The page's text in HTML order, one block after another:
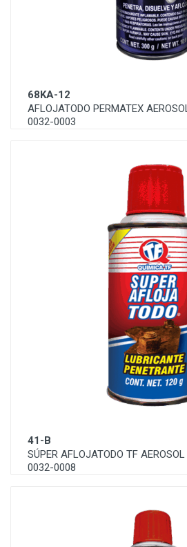
68KA-12
AFLOJATODO PERMATEX
0032-0003
41-B
SÚPER AFLOJATODO TF
0032-0008